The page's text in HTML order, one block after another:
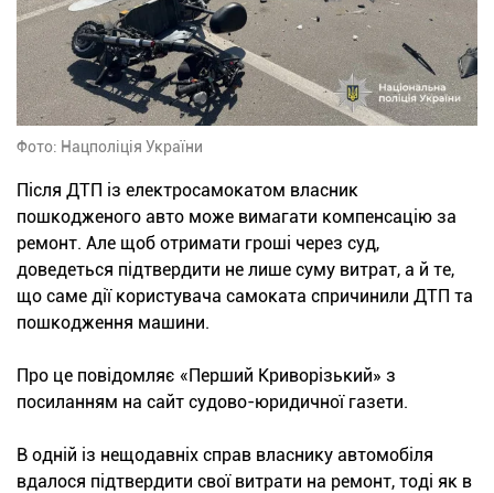
Фото: Нацполіція України
Після ДТП із електросамокатом власник
пошкодженого авто може вимагати компенсацію за
ремонт. Але щоб отримати гроші через суд,
доведеться підтвердити не лише суму витрат, а й те,
що саме дії користувача самоката спричинили ДТП та
пошкодження машини.
Про це повідомляє «Перший Криворізький» з
посиланням на сайт судово-юридичної газети.
В одній із нещодавніх справ власнику автомобіля
вдалося підтвердити свої витрати на ремонт, тоді як в